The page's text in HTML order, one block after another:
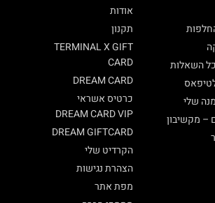
אודות
תקנון
TERMINAL X GIFT
CARD
DREAM CARD
כרטיס אשראי
DREAM CARD VIP
DREAM GIFTCARD
הקרדיט שלי
הצהרת נגישות
מפת אתר
השאלות
שלי
– מקשיבון